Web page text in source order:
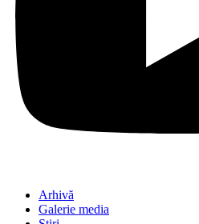
Arhivă
Galerie media